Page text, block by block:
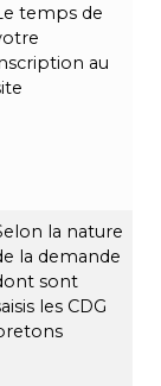
temps de
au
la nature
la demande
sont
les CDG